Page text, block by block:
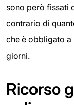
sono però fissati
contrario di
che è obbligato a
giorni.
Ricorso